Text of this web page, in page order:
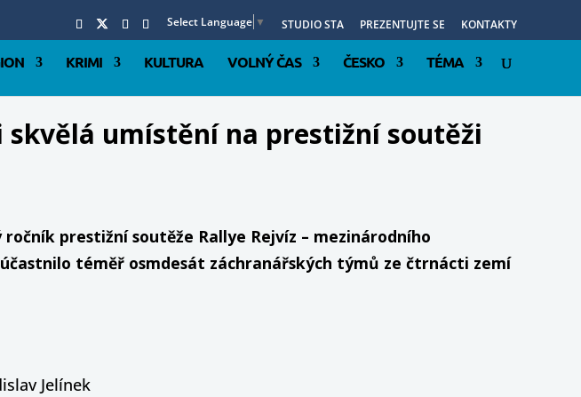
Select Language ▼ STUDIO STA PREZENTUJTE SE KONTAKTY
KRIMI KULTURA VOLNÝ ČAS ČESKO TÉMA
umístění na prestižní soutěži
prestižní soutěže Rallye Rejvíz – mezinárodního
téměř osmdesát záchranářských týmů ze čtrnácti zemí
Jelínek